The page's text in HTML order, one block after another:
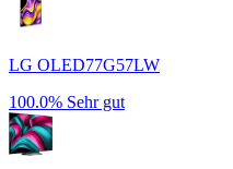
LG OLED77G57LW
100.0% Sehr gut